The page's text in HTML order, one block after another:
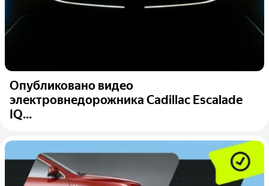
Опубликовано видео
электровнедорожника Cadillac Escalade
IQ...